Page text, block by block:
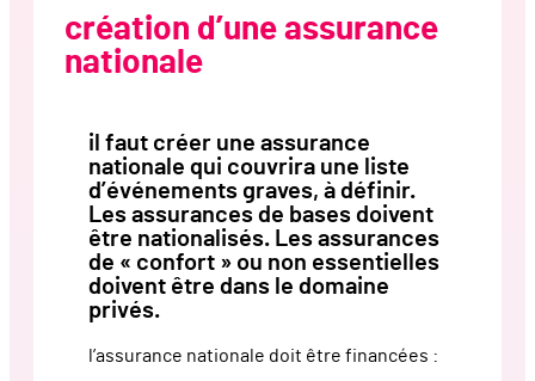
création d’une assurance
nationale
il faut créer une assurance
nationale qui couvrira une liste
d’événements graves, à définir.
Les assurances de bases doivent
être nationalisés. Les assurances
de « confort » ou non essentielles
doivent être dans le domaine
privés.
l’assurance nationale doit être financées :